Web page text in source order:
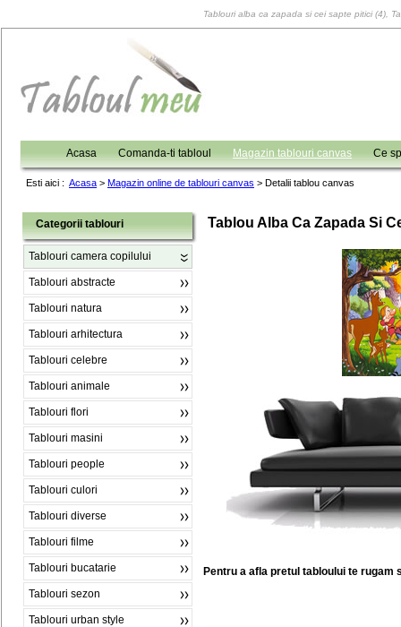
Tablouri alba ca zapada si cei sapte pitici (4),
Acasa Comanda-ti tabloul Magazin tablouri canvas Ce
Esti aici : Acasa > Magazin online de tablouri canvas > Detalii tablou canvas
Categorii tablouri
Tablouri camera copilului
Tablouri abstracte
Tablouri natura
Tablouri arhitectura
Tablouri celebre
Tablouri animale
Tablouri flori
Tablouri masini
Tablouri people
Tablouri culori
Tablouri diverse
Tablouri filme
Tablouri bucatarie
Tablouri sezon
Tablouri urban style
Tablou Alba Ca Zapada Si
Pentru a afla pretul tabloului te rugam